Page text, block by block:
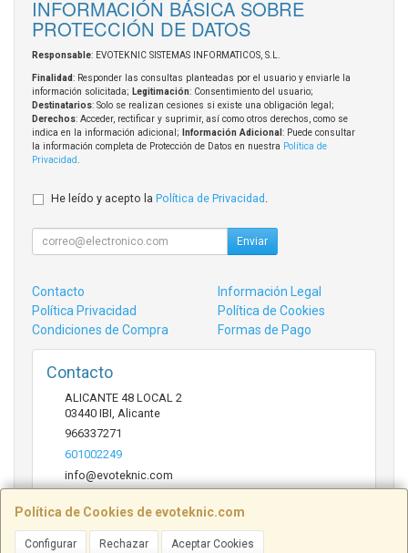
Política de Cookies de evoteknic.com
Configurar Rechazar Aceptar Cookies
INFORMACIÓN BÁSICA SOBRE
PROTECCIÓN DE DATOS
Responsable: EVOTEKNIC SISTEMAS INFORMATICOS, S.L.
Finalidad: Responder las consultas planteadas por el usuario y enviarle la
información solicitada; Legitimación: Consentimiento del usuario;
Destinatarios: Solo se realizan cesiones si existe una obligación legal;
Derechos: Acceder, rectificar y suprimir, así como otros derechos, como se
indica en la información adicional;
Información Adicional : Puede consultar
la información completa de Protección de Datos en nuestra Política de
Privacidad
He leído y acepto la Política de Privacidad
Enviar
Contacto
Información Legal
Política Privacidad
Política de Cookies
Condiciones de Compra
Formas de Pago
Contacto
ALICANTE 48 LOCAL 2
03440 IBI Alicante
966337271
601002249
info@evoteknic.com
Horario